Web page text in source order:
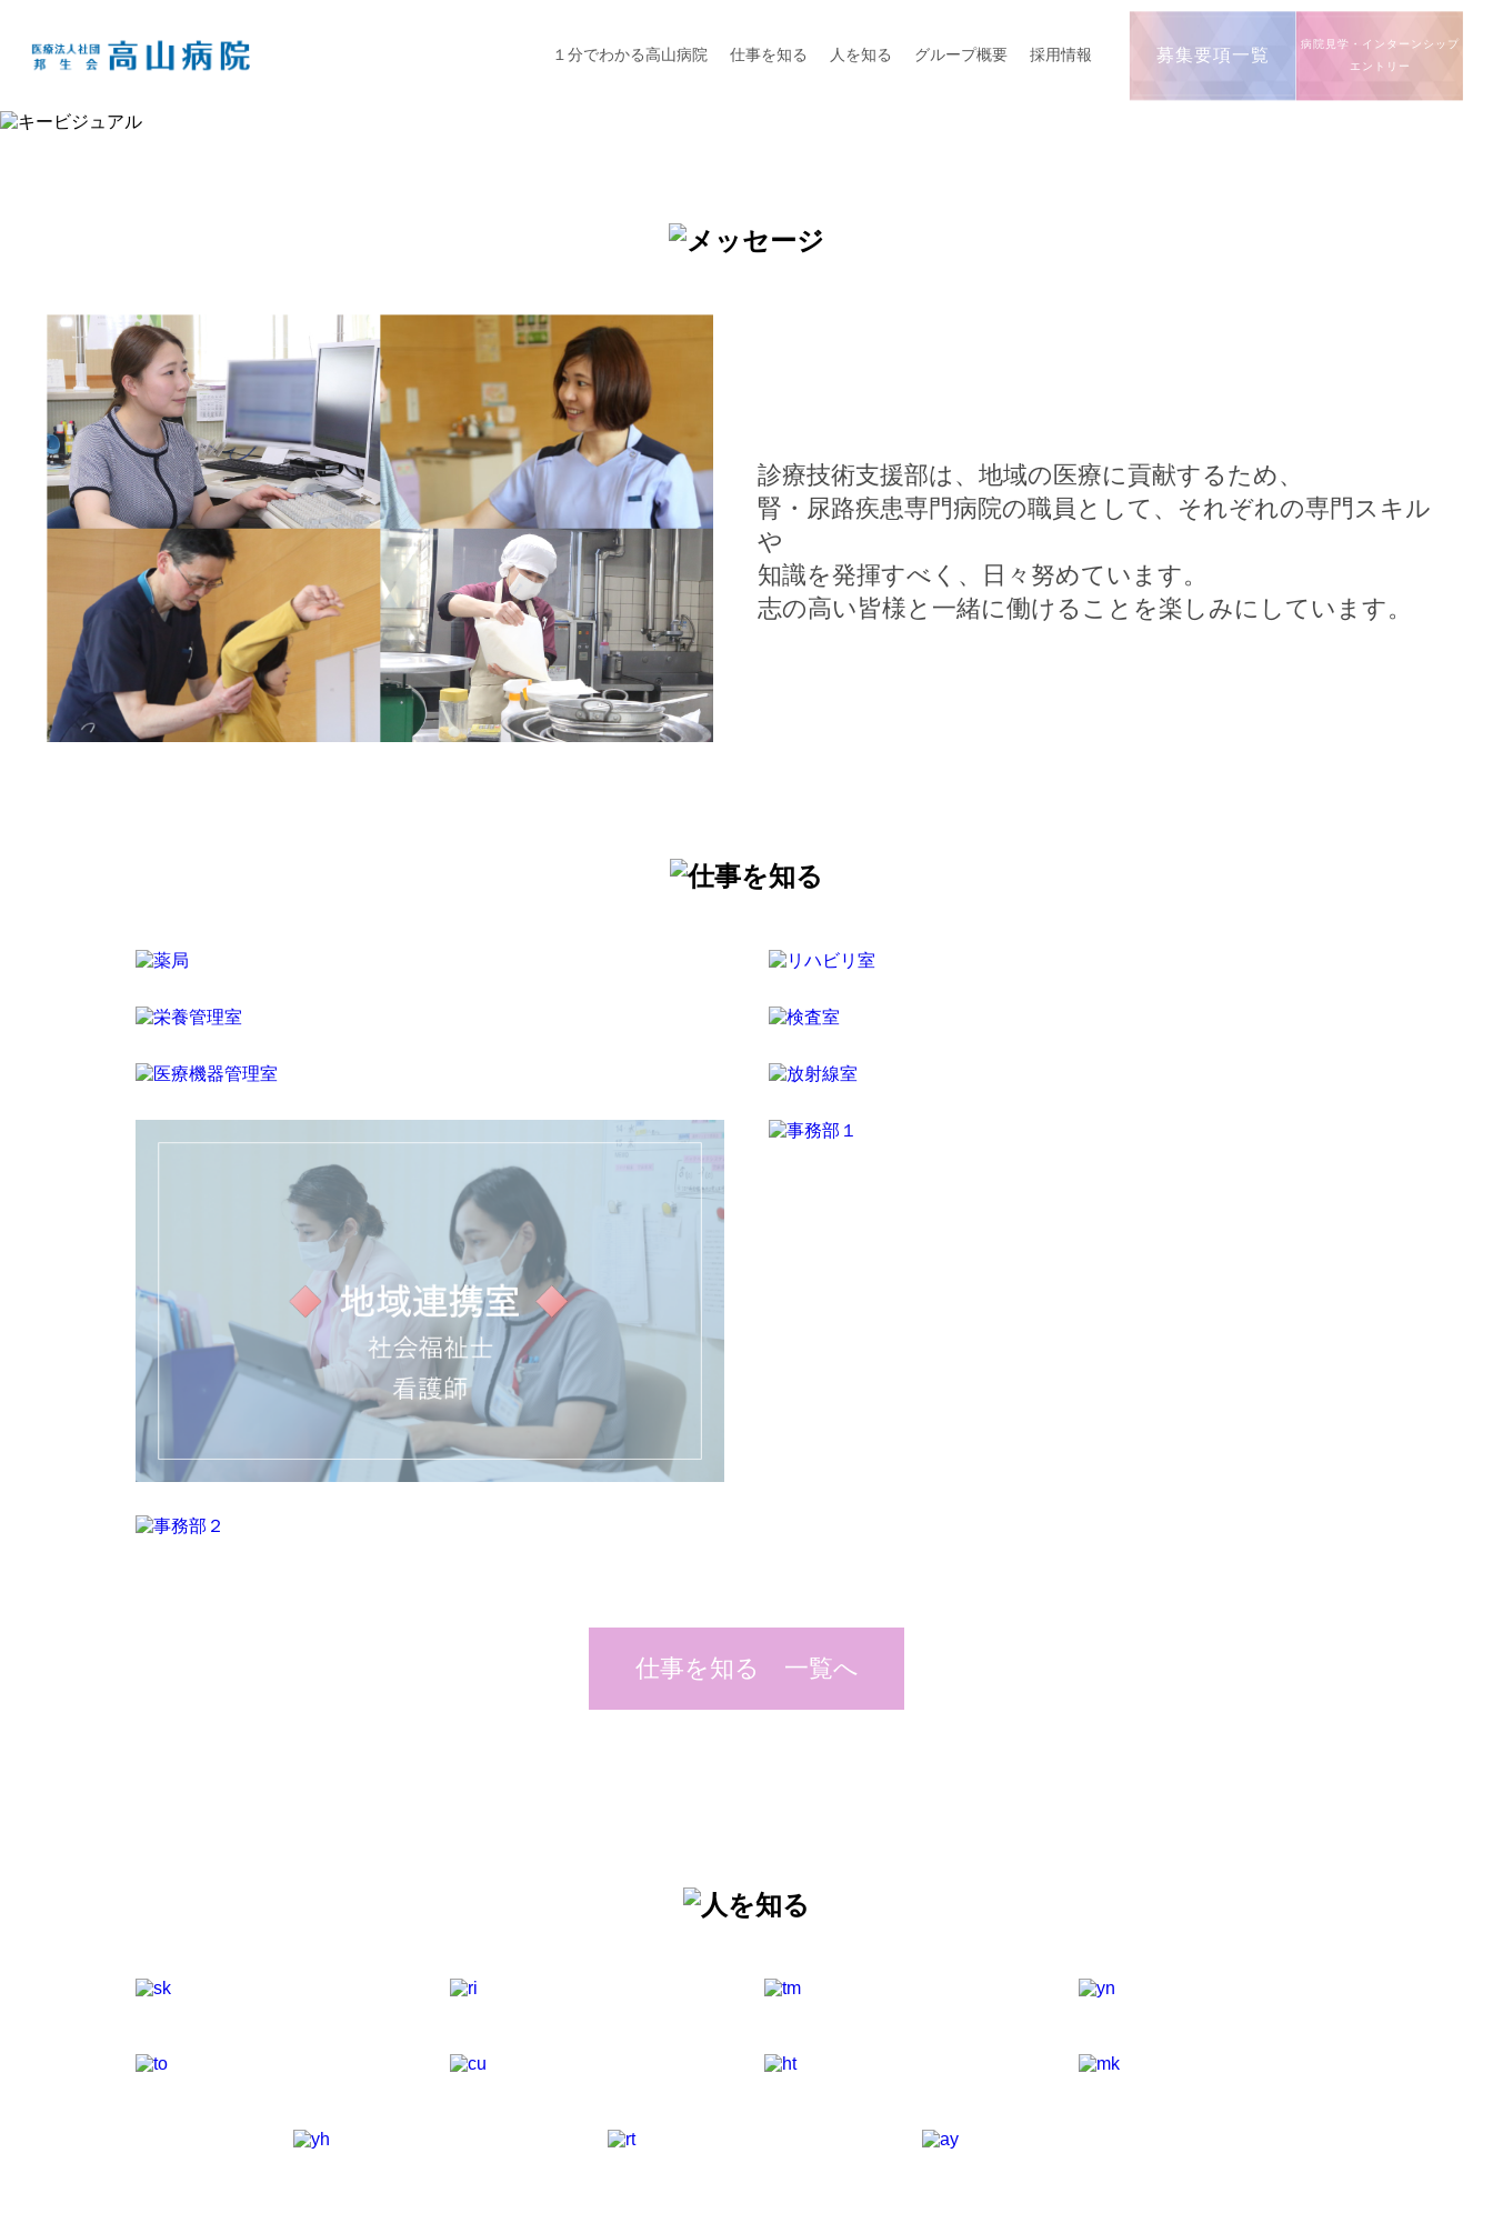
１分でわかる高山病院 仕事を知る 人を知る グループ概要 採用情報 募集要項一覧
病院見学・インターンシップ
エントリー
診療技術支援部は、地域の医療に貢献するため、
腎・尿路疾患専門病院の職員として、それぞれの専門スキル
や
知識を発揮すべく、日々努めています。
志の高い皆様と一緒に働けることを楽しみにしています。
仕事を知る 一覧へ